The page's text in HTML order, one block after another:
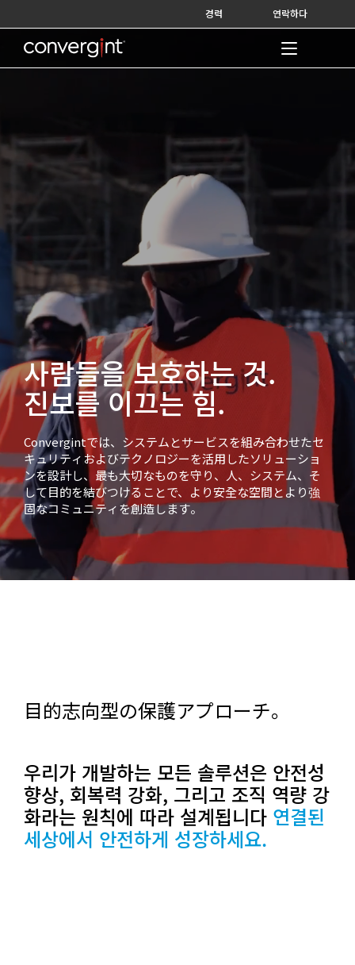
to
content
경력 연락하다
Home
사람들을 보호하는 것.
진보를 이끄는 힘.
Convergintでは、システムとサービスを組み合わせたセ
キュリティおよびテクノロジーを活用したソリューショ
ンを設計し、最も大切なものを守り、人、システム、そ
して目的を結びつけることで、より安全な空間とより強
固なコミュニティを創造します。
目的志向型の保護アプローチ。
우리가 개발하는 모든 솔루션은 안전성
향상, 회복력 강화, 그리고 조직 역량 강
화라는 원칙에 따라 설계됩니다 연결된
세상에서 안전하게 성장하세요.